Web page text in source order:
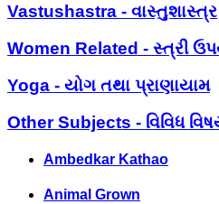
Vastushastra - વાસ્તુશાસ્ત્ર
Women Related - સ્ત્રી
Yoga - યોગ તથા પ્રાણાયામ
Other Subjects - વિવિધ
Ambedkar Kathao
Animal Grown